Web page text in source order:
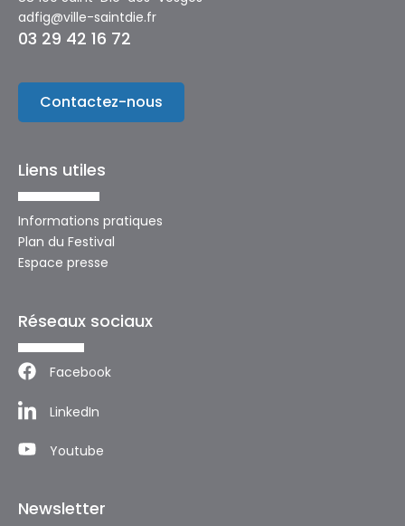
adfig@ville-saintdie.fr
03 29 42 16 72
Contactez-nous
Liens utiles
Informations pratiques
Plan du Festival
Espace presse
Réseaux sociaux
Facebook
LinkedIn
Youtube
Newsletter